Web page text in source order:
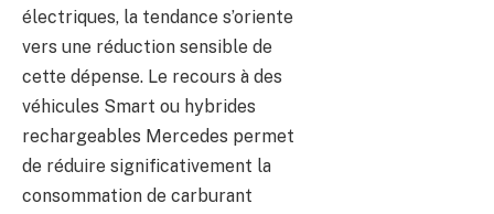
électriques, la tendance s’oriente
vers une réduction sensible de
cette dépense. Le recours à des
véhicules Smart ou hybrides
rechargeables Mercedes permet
de réduire significativement la
consommation de carburant